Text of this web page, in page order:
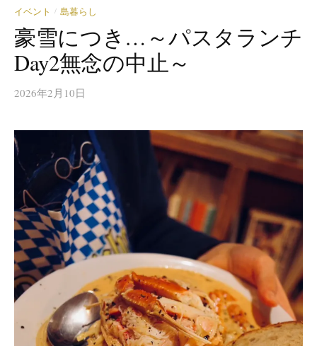
イベント / 島暮らし
豪雪につき…～パスタランチ
Day2無念の中止～
2026年2月10日